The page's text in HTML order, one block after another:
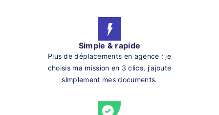
Simple & rapide
Plus de déplacements en agence : je
choisis ma mission en 3 clics, j'ajoute
simplement mes documents.